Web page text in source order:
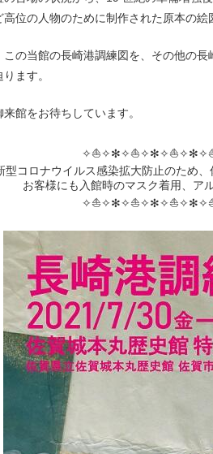
位の人物のために制作された原本の絵
この当館の長崎港調練図を、その他の
ます。
館をお待ちしています。
型コロナウイルス感染拡大防止のため
お客様にも入館時のマスク着用、ア